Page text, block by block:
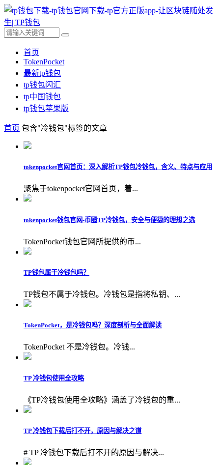
首页
TokenPocket
最新tp钱包
tp钱包闪汇
tp中国钱包
tp钱包苹果版
首页 包含"冷钱包"标签的文章
tokenpocket官网首页：深入解析TP钱包冷钱包，含义、特点与应用
聚焦于tokenpocket官网首页，着...
tokenpocket钱包官网-币圈TP冷钱包，安全与便捷的理想之选
TokenPocket钱包官网所提供的币...
TP钱包属于冷钱包吗？
TP钱包不属于冷钱包。冷钱包是指将私钥、...
TokenPocket，是冷钱包吗？深度剖析与全面解读
TokenPocket 不是冷钱包。冷钱...
TP 冷钱包使用全攻略
《TP冷钱包使用全攻略》涵盖了冷钱包的重...
TP 冷钱包下载后打不开，原因与解决之道
# TP 冷钱包下载后打不开的原因与解决...